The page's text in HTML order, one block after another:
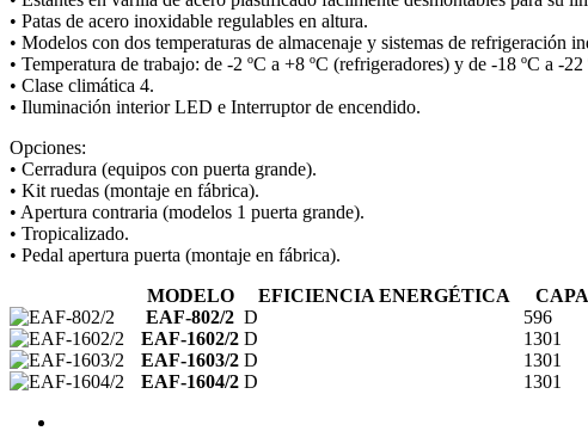
• Patas de acero inoxidable regulables en altura.
• Modelos con dos temperaturas de almacenaje y sistemas de refrigeración
• Temperatura de trabajo: de -2 ºC a +8 ºC (refrigeradores) y de -18 ºC a -
• Clase climática 4.
• Iluminación interior LED e Interruptor de encendido.
Opciones:
• Cerradura (equipos con puerta grande).
• Kit ruedas (montaje en fábrica).
• Apertura contraria (modelos 1 puerta grande).
• Tropicalizado.
• Pedal apertura puerta (montaje en fábrica).
MODELO
EFICIENCIA ENERGÉTICA
EAF-802/2 D 596
EAF-1602/2 D 1301
EAF-1603/2 D 1301
EAF-1604/2 D 1301